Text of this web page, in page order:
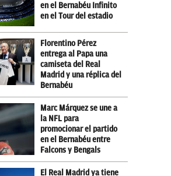
en el Bernabéu Infinito
en el Tour del estadio
Florentino Pérez
entrega al Papa una
camiseta del Real
Madrid y una réplica del
Bernabéu
Marc Márquez se une a
la NFL para
promocionar el partido
en el Bernabéu entre
Falcons y Bengals
El Real Madrid ya tiene